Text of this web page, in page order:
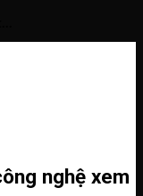
nghệ xem